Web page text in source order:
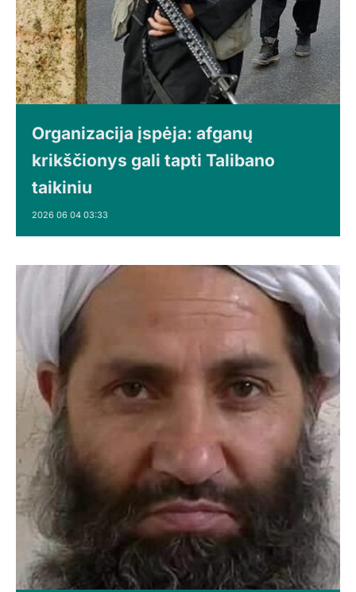
Organizacija įspėja: afganų
krikščionys gali tapti Talibano
taikiniu
2026 06 04 03:33